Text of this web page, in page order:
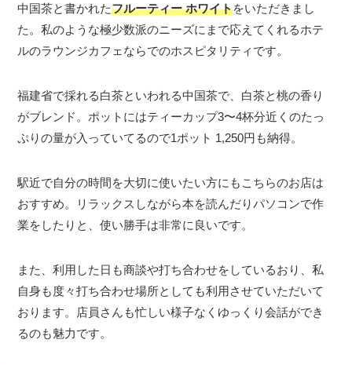
中国茶と書かれたフルーティー ホワイトをいただきまし
た。私のような極少数派のニーズにまで応えてくれるホテ
ルのラウンジカフェならでのホスピタリティです。
福建省で採れる白茶といわれる中国茶で、白茶と桃の香り
がブレンド。ポットにはティーカップ3〜4杯分近くのたっ
ぷりの量が入っていてるので1ポット 1,250円も納得。
駅近で自分の時間を大切に使いたい方にもこちらのお店は
おすすめ。リラックスしながら本を読んだりパソコンで作
業をしたりと、使い勝手は非常に良いです。
また、利用した日も商談や打ち合わせをしているおり、私
自身も度々打ち合わせ場所としても利用させていただいて
おります。店員さんも忙しい様子なくゆっくり会話ができ
るのも魅力です。